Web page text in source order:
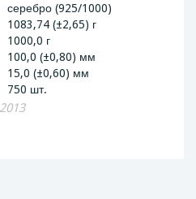
серебро (925/1000)
1083,74 (±2,65) г
1000,0 г
100,0 (±0,80) мм
15,0 (±0,60) мм
750 шт.